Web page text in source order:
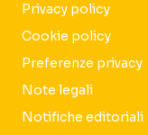
Privacy policy
Cookie policy
Preferenze privacy
Note legali
Notifiche editoriali